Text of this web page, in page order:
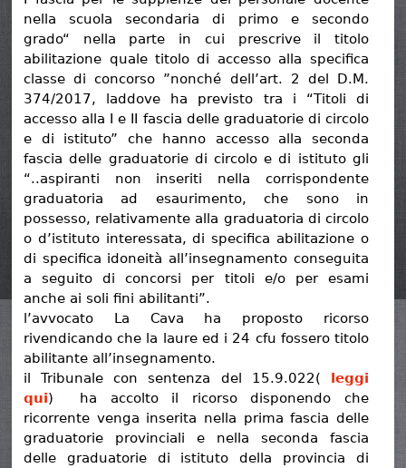
nella scuola secondaria di primo e secondo
grado“ nella parte in cui prescrive il titolo
abilitazione quale titolo di accesso alla specifica
classe di concorso ”nonché dell’art. 2 del D.M.
374/2017, laddove ha previsto tra i “Titoli di
accesso alla I e II fascia delle graduatorie di circolo
e di istituto” che hanno accesso alla seconda
fascia delle graduatorie di circolo e di istituto gli
“..aspiranti non inseriti nella corrispondente
graduatoria ad esaurimento, che sono in
possesso, relativamente alla graduatoria di circolo
o d’istituto interessata, di specifica abilitazione o
di specifica idoneità all’insegnamento conseguita
a seguito di concorsi per titoli e/o per esami
anche ai soli fini abilitanti”.
l’avvocato La Cava ha proposto ricorso
rivendicando che la laure ed i 24 cfu fossero titolo
abilitante all’insegnamento.
il Tribunale con sentenza del 15.9.022( leggi
qui) ha accolto il ricorso disponendo che
ricorrente venga inserita nella prima fascia delle
graduatorie provinciali e nella seconda fascia
delle graduatorie di istituto della provincia di